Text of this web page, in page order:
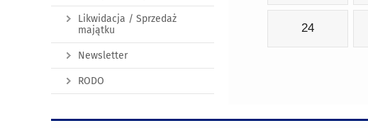
24
Likwidacja / Sprzedaż
majątku
Newsletter
RODO